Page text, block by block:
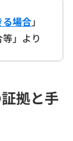
る場合」
」より
拠と手